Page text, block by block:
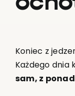
Koniec z
Każdego dnia
sam, z